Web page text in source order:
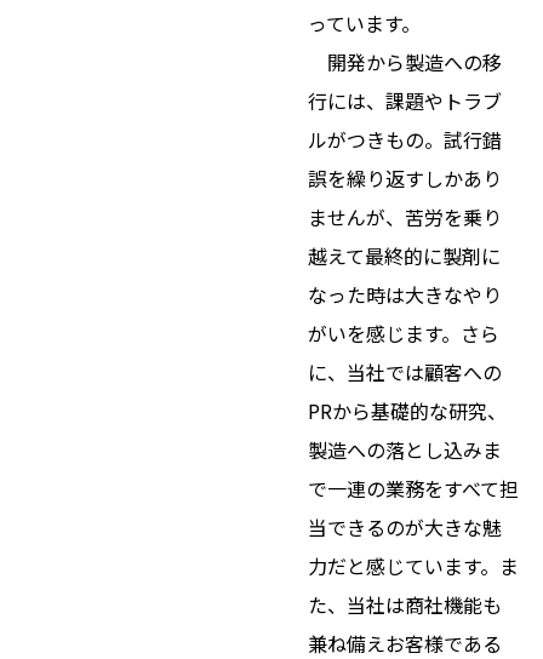
っています。
開発から製造への移
行には、課題やトラブ
ルがつきもの。試行錯
誤を繰り返すしかあり
ませんが、苦労を乗り
越えて最終的に製剤に
なった時は大きなやり
がいを感じます。さら
に、当社では顧客への
PRから基礎的な研究、
製造への落とし込みま
で一連の業務をすべて担
当できるのが大きな魅
力だと感じています。ま
た、当社は商社機能も
兼ね備えお客様である